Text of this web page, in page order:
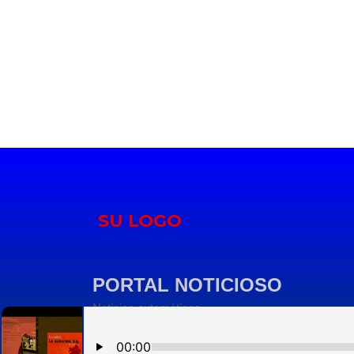
PORTAL NOTICIOSO
Noticias automáticas